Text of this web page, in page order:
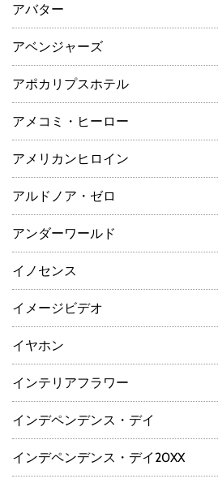
アバター
アベンジャーズ
アポカリプスホテル
アメコミ・ヒーロー
アメリカンヒロイン
アルドノア・ゼロ
アンダーワールド
イノセンス
イメージビデオ
イヤホン
インテリアフラワー
インデペンデンス・デイ
インデペンデンス・デイ20XX